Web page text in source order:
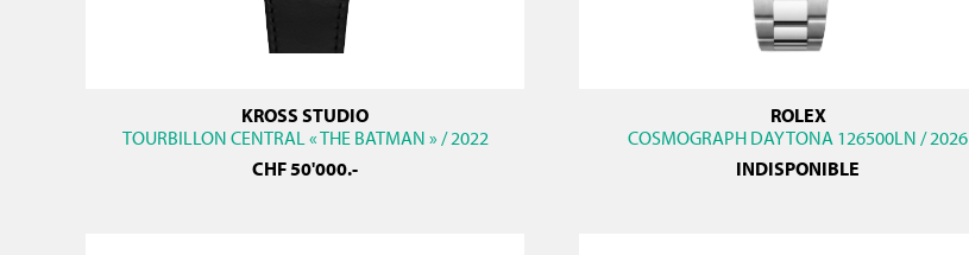
KROSS STUDIO
TOURBILLON CENTRAL « THE BATMAN » / 2022
CHF50'000.-
ROLEX
COSMOGRAPH DAYTONA 126500LN / 2026
INDISPONIBLE